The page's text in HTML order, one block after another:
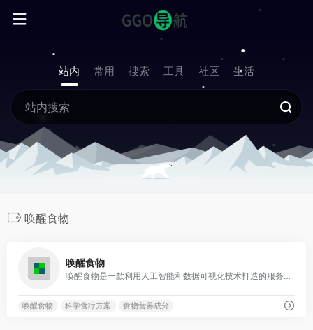
站内 常用 搜索 工具 社区 生活
唤醒食物
唤醒食物
唤醒食物是一款利用人工智能和数据可视化技术打造的服务平
唤醒食物 科学食疗方案 食物营养成分